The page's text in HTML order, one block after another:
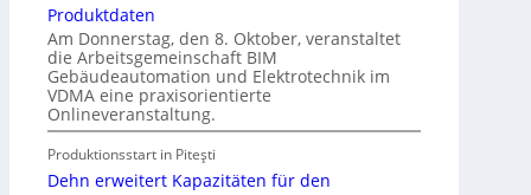
t
r
o
m
o
b
i
Produktdaten
Am Donnerstag, den 8. Oktober, veranstaltet
die Arbeitsgemeinschaft BIM
Gebäudeautomation und Elektrotechnik im
VDMA eine praxisorientierte
Onlineveranstaltung.
Produktionsstart in Piteşti
Dehn erweitert Kapazitäten für den